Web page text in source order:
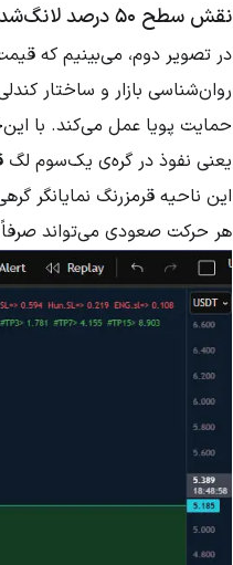
نقش سطح ۵۰ درصد لانگ‌شدو و گره یک‌سوم
روان‌شناسی بازار و ساختار
حمایت پویا عمل می‌کند. با
یعنی نفوذ در گره‌ی یک‌سوم لگ
این ناحیه قرمزرنگ نمایانگر
هر حرکت صعودی می‌تواند صرفاً